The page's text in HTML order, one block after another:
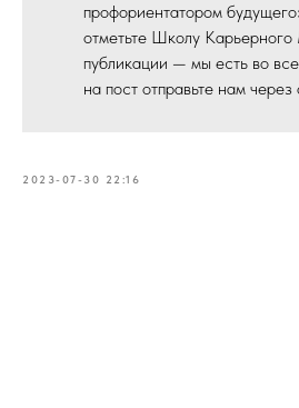
профориентатором
отметьте Школу
публикации — мы есть во
на пост отправьте нам
2023-07-30 22:16